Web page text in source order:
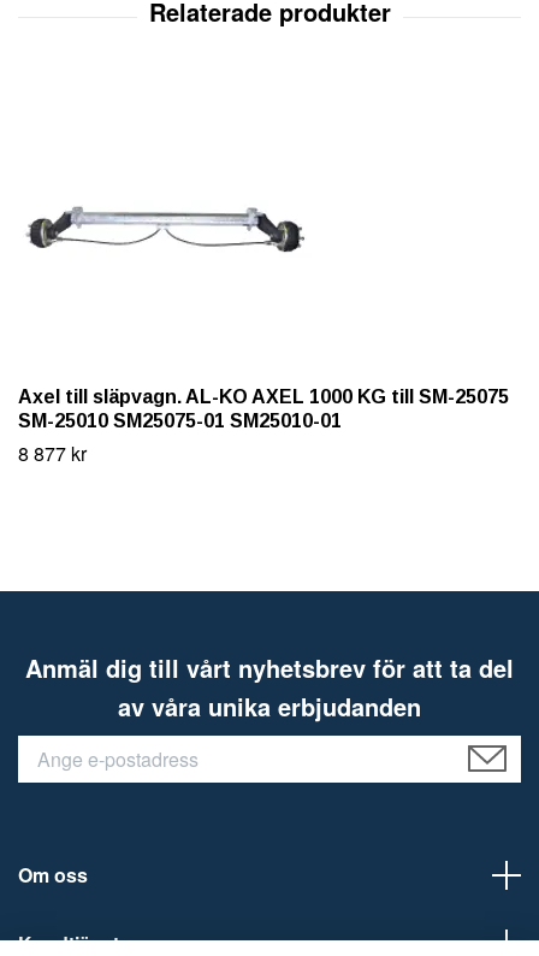
Axel till släpvagn. AL-KO AXEL 1000 KG till SM-25075
SM-25010 SM25075-01 SM25010-01
8 877 kr
Anmäl dig till vårt nyhetsbrev för att ta del
av våra unika erbjudanden
Om oss
Kundtjänst